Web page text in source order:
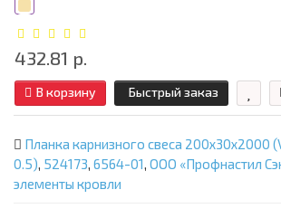
432.81 р.
В корзину Быстрый заказ
Планка карнизного свеса 200х30х2000
0.5), 524173, 6564-01, ООО «Профнастил
элементы кровли